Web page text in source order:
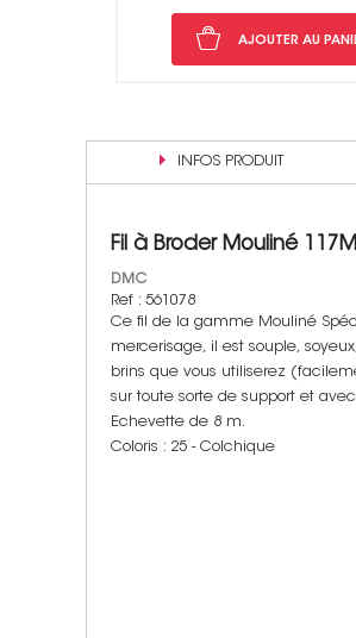
AJOUTER AU
INFOS PRODUIT
Fil à Broder Mouliné
DMC
Ref : 561078
Ce fil de la gamme Mouliné
mercerisage, il est souple,
brins que vous utiliserez
sur toute sorte de support et
Echevette de 8 m.
Coloris : 25 - Colchique